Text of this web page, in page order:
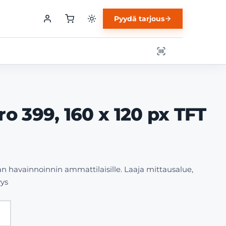
Pyydä tarjous
399, 160 x 120 px TFT
havainnoinnin ammattilaisille. Laaja mittausalue,